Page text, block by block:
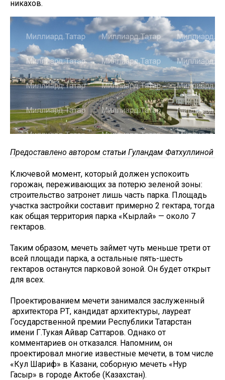
никахов.
​​​​​​​Предоставлено автором статьи Гуландам Фатхуллиной
Ключевой момент, который должен успокоить
горожан, переживающих за потерю зеленой зоны:
строительство затронет лишь часть парка. Площадь
участка застройки составит примерно 2 гектара, тогда
как общая территория парка «Кырлай» — около 7
гектаров.
Таким образом, мечеть займет чуть меньше трети от
всей площади парка, а остальные пять-шесть
гектаров останутся парковой зоной. Он будет открыт
для всех.
Проектированием мечети занимался заслуженный
архитектора РТ, кандидат архитектуры, лауреат
Государственной премии Республики Татарстан
имени Г.Тукая Айвар Саттаров. Однако от
комментариев он отказался. Напомним, он
проектировал многие известные мечети, в том числе
«Кул Шариф» в Казани, соборную мечеть «Нур
Гасыр» в городе Актобе (Казахстан).